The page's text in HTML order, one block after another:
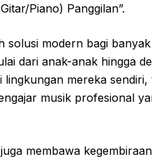
Piano) Panggilan”.
solusi modern bagi
dari anak-anak hingga
lingkungan mereka
musik profesional
membawa